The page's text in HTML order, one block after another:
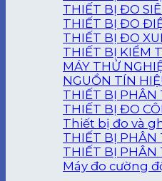
THIẾT BỊ ĐO
THIẾT BỊ ĐO
THIẾT BỊ ĐO
THIẾT BỊ KIỂM
MÁY THỬ
NGUỒN TÍN
THIẾT BỊ PHÂN
THIẾT BỊ ĐO
Thiết bị đo và
THIẾT BỊ PHÂN
THIẾT BỊ PHÂN
Máy đo cường